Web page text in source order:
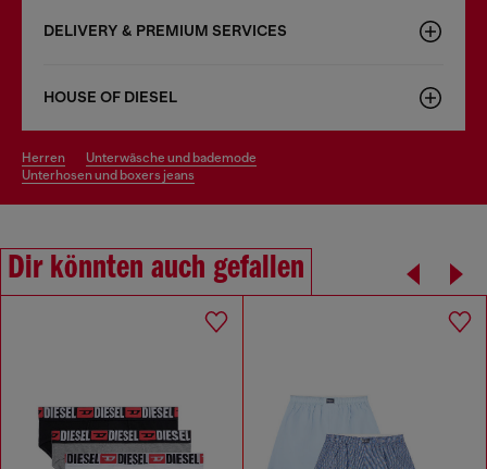
DELIVERY & PREMIUM SERVICES
HOUSE OF DIESEL
herren
unterwäsche und bademode
unterhosen und boxers jeans
Dir könnten auch gefallen